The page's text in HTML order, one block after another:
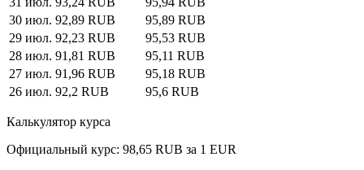
30 июл. 92,89 RUB
95,89 RUB
29 июл. 92,23 RUB
95,53 RUB
28 июл. 91,81 RUB
95,11 RUB
27 июл. 91,96 RUB
95,18 RUB
26 июл. 92,2 RUB 95,6 RUB
Калькулятор курса
Официальный курс: 98,65 RUB за 1 EUR